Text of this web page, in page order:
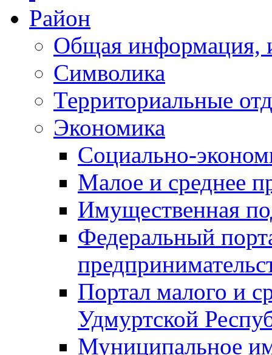
Район
Общая информация,
Символика
Территориальные
Экономика
Социально-
Малое и среднее
Имущественная
Федеральный
Портал малого и
Удмуртской
Муниципальное